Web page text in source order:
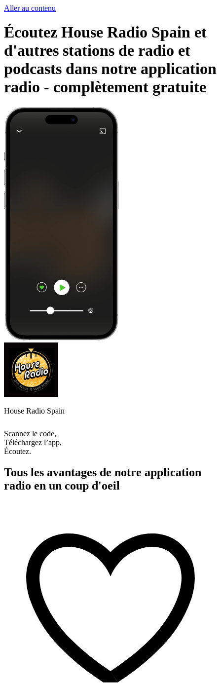
Aller au contenu
Écoutez House Radio Spain et
d'autres stations de radio et
podcasts dans notre application
radio - complètement gratuite
House Radio Spain
Scannez le code,
Téléchargez l’app,
Écoutez.
Tous les avantages de notre application
radio en un coup d'oeil